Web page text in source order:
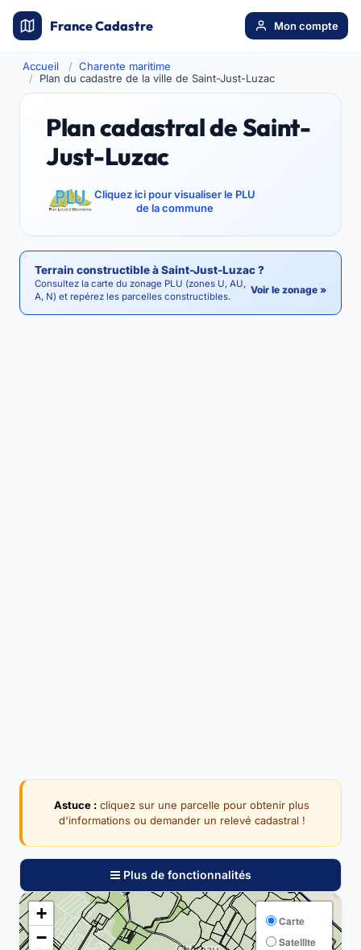
France Cadastre Mon compte
Accueil
Charente maritime
Plan du cadastre de la ville de Saint-Just-Luzac
Plan cadastral de Saint-
Just-Luzac
Cliquez ici pour visualiser le PLU
de la commune
Terrain constructible à Saint-Just-Luzac ?
Consultez la carte du zonage PLU (zones U, AU,
A, N) et repérez les parcelles constructibles.
Voir le zonage »
Astuce : cliquez sur une parcelle pour obtenir plus
d'informations ou demander un relevé cadastral !
Plus de fonctionnalités
+
−
Carte
Satellite